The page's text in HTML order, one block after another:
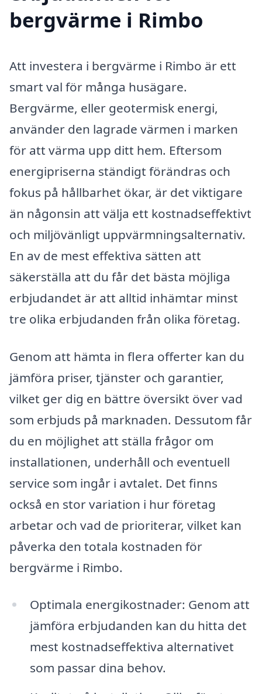
bergvärme i Rimbo
Att investera i bergvärme i Rimbo är ett
smart val för många husägare.
Bergvärme, eller geotermisk energi,
använder den lagrade värmen i marken
för att värma upp ditt hem. Eftersom
energipriserna ständigt förändras och
fokus på hållbarhet ökar, är det viktigare
än någonsin att välja ett kostnadseffektivt
och miljövänligt uppvärmningsalternativ.
En av de mest effektiva sätten att
säkerställa att du får det bästa möjliga
erbjudandet är att alltid inhämtar minst
tre olika erbjudanden från olika företag.
Genom att hämta in flera offerter kan du
jämföra priser, tjänster och garantier,
vilket ger dig en bättre översikt över vad
som erbjuds på marknaden. Dessutom får
du en möjlighet att ställa frågor om
installationen, underhåll och eventuell
service som ingår i avtalet. Det finns
också en stor variation i hur företag
arbetar och vad de prioriterar, vilket kan
påverka den totala kostnaden för
bergvärme i Rimbo.
Optimala energikostnader: Genom att
jämföra erbjudanden kan du hitta det
mest kostnadseffektiva alternativet
som passar dina behov.